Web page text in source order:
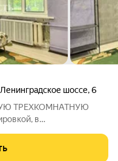
Ленинградское шоссе,6
ТРЕХКОМНАТНУЮ
в
для жизни! !
и фотографии